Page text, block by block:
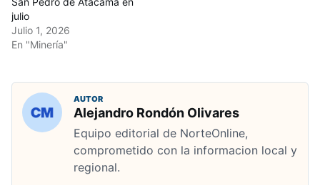
julio
Julio 1, 2026
En "Minería"
AUTOR
Alejandro Rondón Olivares
Equipo editorial de NorteOnline,
comprometido con la informacion local y
regional.